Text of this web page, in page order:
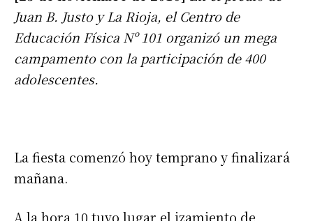
Juan B. Justo y La Rioja, el Centro de
Educación Física Nº 101 organizó un mega
campamento con la participación de 400
adolescentes.
La fiesta comenzó hoy temprano y finalizará
mañana.
A la hora 10 tuvo lugar el izamiento de